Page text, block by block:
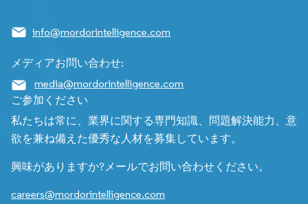
info@mordorintelligence.com
メディアお問い合わせ:
media@mordorintelligence.com
ご参加ください
私たちは常に、業界に関する専門知識、問題解決能力、意
欲を兼ね備えた優秀な人材を募集しています。
興味がありますか?メールでお問い合わせください。
careers@mordorintelligence.com